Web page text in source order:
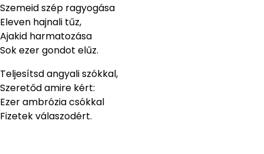
Szemeid szép ragyogása
Eleven hajnali tűz,
Ajakid harmatozása
Sok ezer gondot elűz.
Teljesítsd angyali szókkal,
Szeretőd amire kért:
Ezer ambrózia csókkal
Fizetek válaszodért.